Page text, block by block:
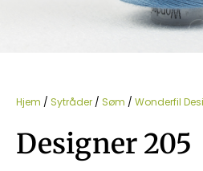
Hjem / Sytråder / Søm / Wonderfil
Designer 205